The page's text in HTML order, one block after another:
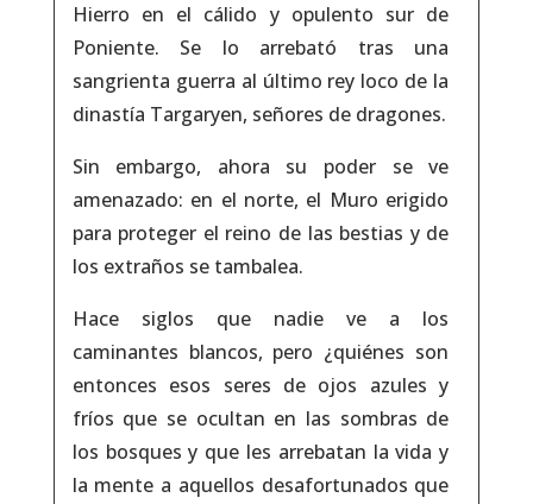
Hierro en el cálido y opulento sur de
Poniente. Se lo arrebató tras una
sangrienta guerra al último rey loco de la
dinastía Targaryen, señores de dragones.
Sin embargo, ahora su poder se ve
amenazado: en el norte, el Muro erigido
para proteger el reino de las bestias y de
los extraños se tambalea.
Hace siglos que nadie ve a los
caminantes blancos, pero ¿quiénes son
entonces esos seres de ojos azules y
fríos que se ocultan en las sombras de
los bosques y que les arrebatan la vida y
la mente a aquellos desafortunados que